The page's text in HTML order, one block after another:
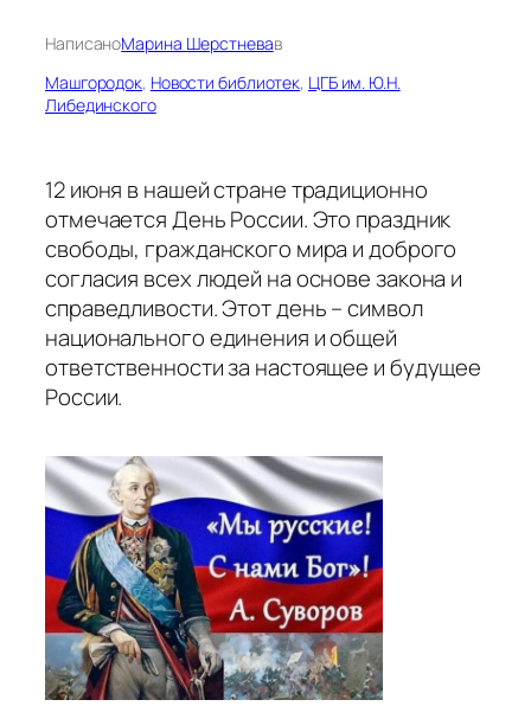
НаписаноМарина Шерстневав
Машгородок, Новости библиотек, ЦГБ им. Ю.Н.
Либединского
12 июня в нашей стране традиционно
отмечается День России. Это праздник
свободы, гражданского мира и доброго
согласия всех людей на основе закона и
справедливости. Этот день – символ
национального единения и общей
ответственности за настоящее и будущее
России.